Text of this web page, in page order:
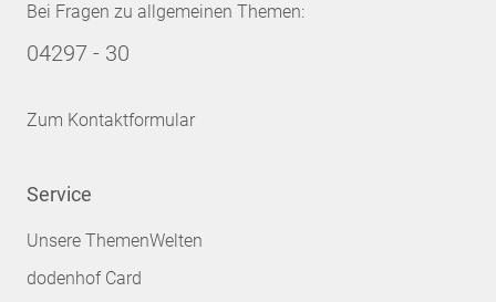
Bei Fragen zu allgemeinen Themen:
04297 - 30
Zum Kontaktformular
Service
Unsere ThemenWelten
dodenhof Card